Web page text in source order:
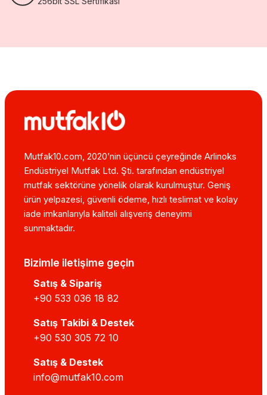
Mutfak10.com, 2020’nin üçüncü çeyreğinde Arlinoks
Endüstriyel Mutfak Ltd. Şti. tarafından endüstriyel
mutfak sektörüne yönelik olarak kurulmuştur. Geniş
ürün yelpazesi, güvenli ödeme, hızlı teslimat ve kolay
iade imkanlarıyla kaliteli alışveriş deneyimi
sunmaktadır.
Bizimle iletişime geçin
Satış & Sipariş
+90 533 036 18 82
Satış Takibi & Destek
+90 530 305 72 10
Satış & Destek
info@mutfak10.com